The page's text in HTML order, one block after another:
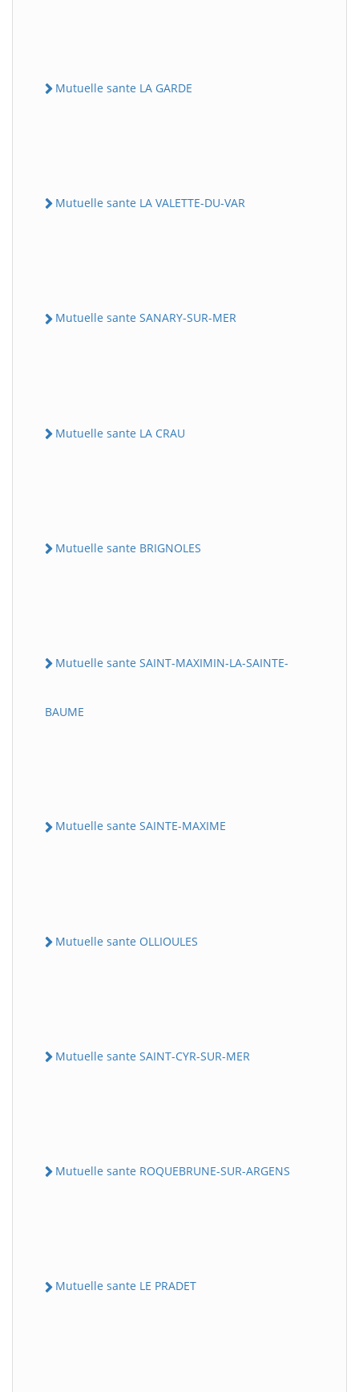
Mutuelle sante LA GARDE
Mutuelle sante LA VALETTE-DU-VAR
Mutuelle sante SANARY-SUR-MER
Mutuelle sante LA CRAU
Mutuelle sante BRIGNOLES
Mutuelle sante SAINT-MAXIMIN-LA-SAINTE-
BAUME
Mutuelle sante SAINTE-MAXIME
Mutuelle sante OLLIOULES
Mutuelle sante SAINT-CYR-SUR-MER
Mutuelle sante ROQUEBRUNE-SUR-ARGENS
Mutuelle sante LE PRADET